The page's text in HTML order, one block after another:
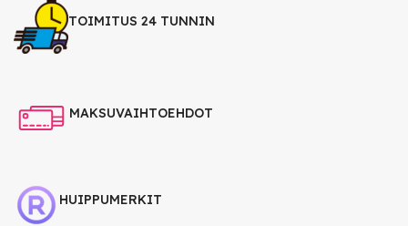
TOIMITUS 24 TUNNIN
MAKSUVAIHTOEHDOT
HUIPPUMERKIT